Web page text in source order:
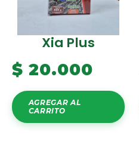
Xia Plus
$ 20.000
AGREGAR AL
CARRITO